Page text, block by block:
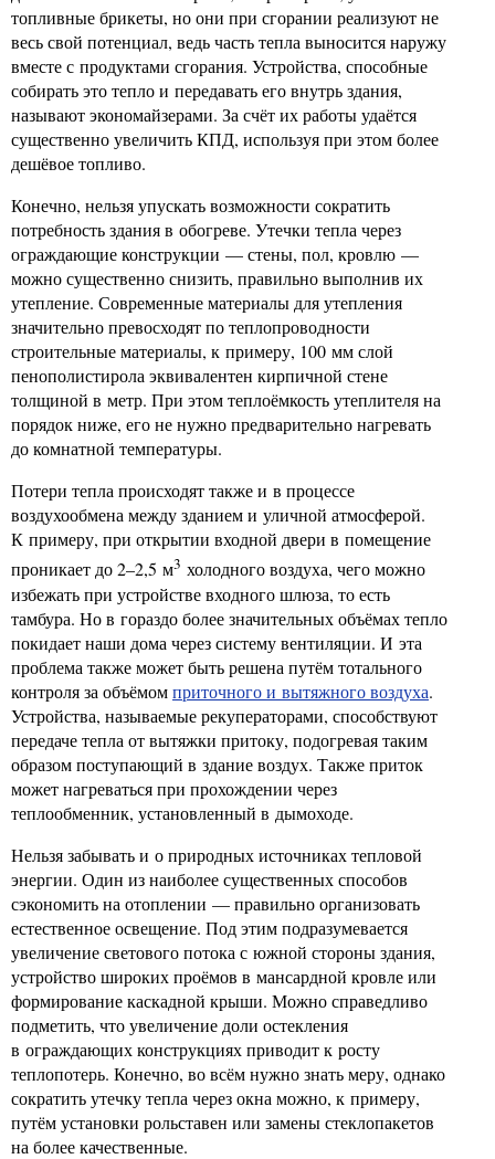
топливные брикеты, но они при сгорании реализуют не
весь свой потенциал, ведь часть тепла выносится наружу
вместе с продуктами сгорания. Устройства, способные
собирать это тепло и передавать его внутрь здания,
называют экономайзерами. За счёт их работы удаётся
существенно увеличить КПД, используя при этом более
дешёвое топливо.
Конечно, нельзя упускать возможности сократить
потребность здания в обогреве. Утечки тепла через
ограждающие конструкции — стены, пол, кровлю —
можно существенно снизить, правильно выполнив их
утепление. Современные материалы для утепления
значительно превосходят по теплопроводности
строительные материалы, к примеру, 100 мм слой
пенополистирола эквивалентен кирпичной стене
толщиной в метр. При этом теплоёмкость утеплителя на
порядок ниже, его не нужно предварительно нагревать
до комнатной температуры.
Потери тепла происходят также и в процессе
воздухообмена между зданием и уличной атмосферой.
К примеру, при открытии входной двери в помещение
проникает до 2–2,5 м3 холодного воздуха, чего можно
избежать при устройстве входного шлюза, то есть
тамбура. Но в гораздо более значительных объёмах тепло
покидает наши дома через систему вентиляции. И эта
проблема также может быть решена путём тотального
контроля за объёмомприточного и вытяжного воздуха.
Устройства, называемые рекуператорами, способствуют
передаче тепла от вытяжки притоку, подогревая таким
образом поступающий в здание воздух. Также приток
может нагреваться при прохождении через
теплообменник, установленный в дымоходе.
Нельзя забывать и о природных источниках тепловой
энергии. Один из наиболее существенных способов
сэкономить на отоплении — правильно организовать
естественное освещение. Под этим подразумевается
увеличение светового потока с южной стороны здания,
устройство широких проёмов в мансардной кровле или
формирование каскадной крыши. Можно справедливо
подметить, что увеличение доли остекления
в ограждающих конструкциях приводит к росту
теплопотерь. Конечно, во всём нужно знать меру, однако
сократить утечку тепла через окна можно, к примеру,
путём установки рольставен или замены стеклопакетов
на более качественные.